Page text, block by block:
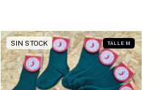
SIN STOCK TALLE M